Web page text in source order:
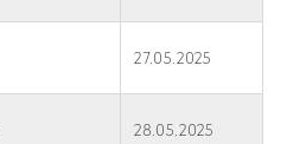
27.05.2025
28.05.2025